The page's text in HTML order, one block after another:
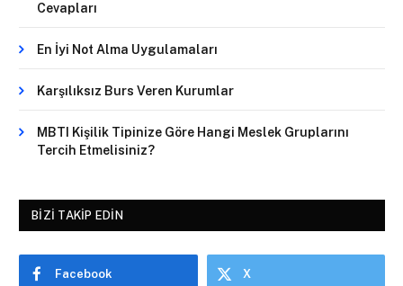
Cevapları
En İyi Not Alma Uygulamaları
Karşılıksız Burs Veren Kurumlar
MBTI Kişilik Tipinize Göre Hangi Meslek Gruplarını
Tercih Etmelisiniz?
BIZI TAKIP EDIN
Facebook X